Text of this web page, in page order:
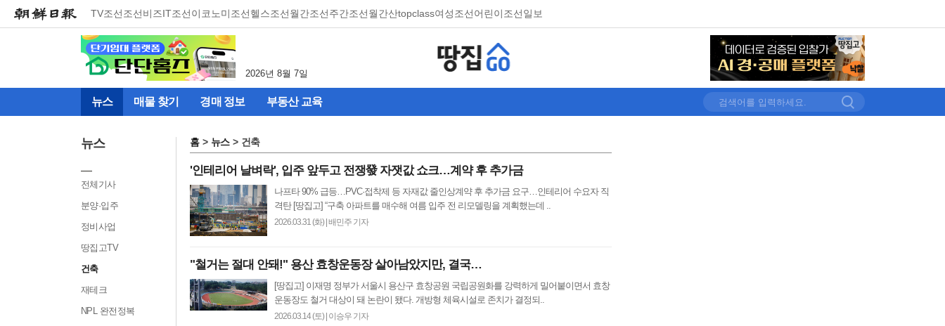
TV조선조선비즈IT조선이코노미조선헬스조선월간조선주간조선월간산topclass여성조선어린이조선일보
2026년 8월 7일
뉴스 매물 찾기 경매 정보 부동산 교육
뉴스
전체기사
분양·입주
정비사업
땅집고TV
건축
재테크
NPL 완전정복
홈 뉴스 건축
'인테리어 날벼락', 입주 앞두고 전쟁發 자잿값 쇼크…계약 후 추가금
나프타 90% 급등…PVC·접착제 등 자재값 줄인상계약 후 추가금 요구…인테리어 수요자 직
격탄 [땅집고] “구축 아파트를 매수해 여름 입주 전 리모델링을 계획했는데 ..
2026.03.31 (화)| 배민주 기자
"철거는 절대 안돼!" 용산 효창운동장 살아남았지만, 결국…
[땅집고] 이재명 정부가 서울시 용산구 효창공원 국립공원화를 강력하게 밀어붙이면서 효창
운동장도 철거 대상이 돼 논란이 됐다. 개방형 체육시설로 존치가 결정되..
2026.03.14 (토)| 이승우 기자